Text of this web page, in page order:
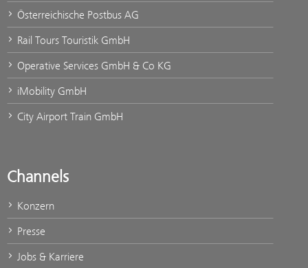
Österreichische Postbus AG
Rail Tours Touristik GmbH
Operative Services GmbH & Co KG
iMobility GmbH
City Airport Train GmbH
Channels
Konzern
Presse
Jobs & Karriere